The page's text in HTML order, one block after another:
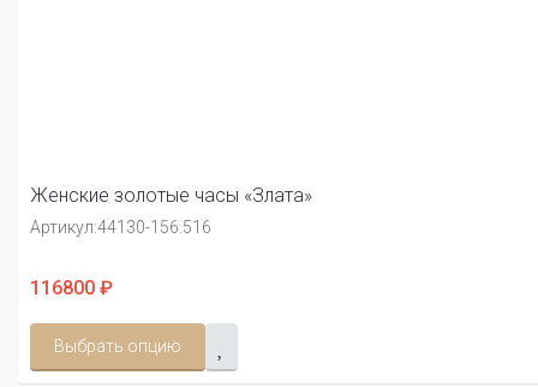
Женские золотые часы «Злата»
Артикул:44130-156.516
116800 ₽
Выбрать опцию